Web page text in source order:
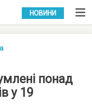
УКР РУС
НОВИНИ
понад
у 19